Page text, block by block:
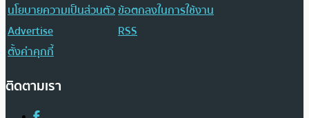
นโยบายความเป็นส่วนตัวข้อตกลงในการใช้งาน
Advertise
RSS
ตั้งค่าคุกกี้
ติดตามเรา